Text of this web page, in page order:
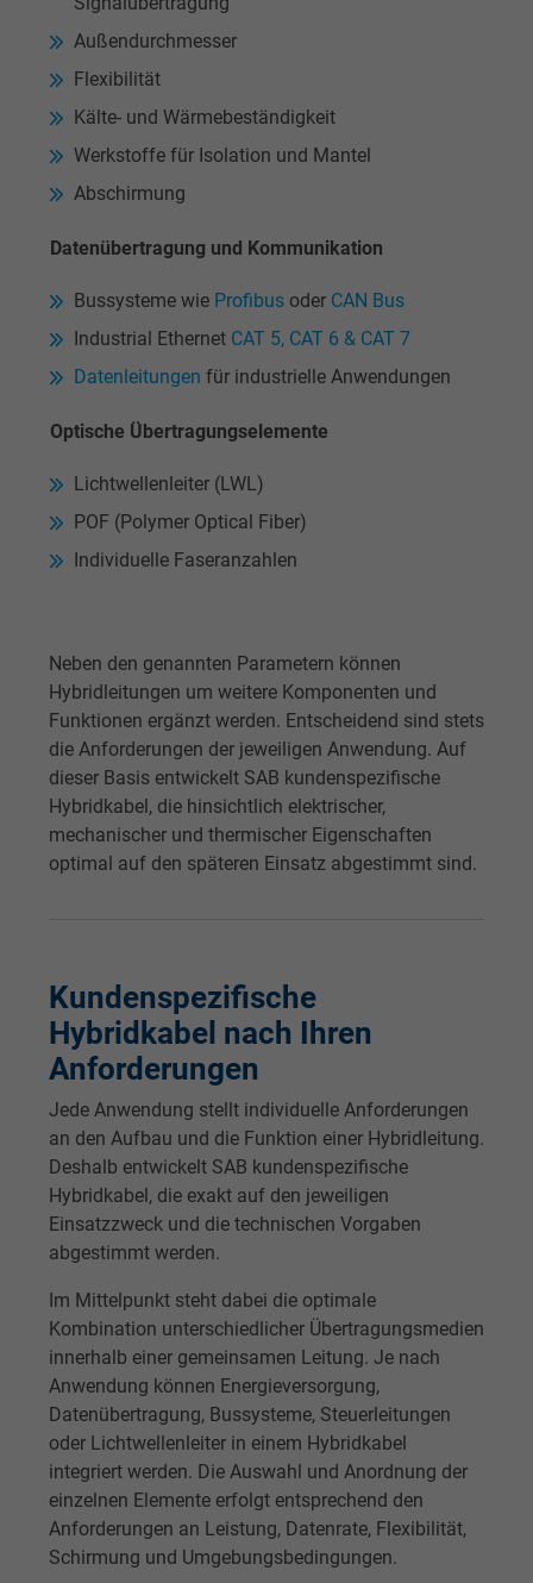
Anbieter
Laufzeit
Zweck
Erzeugt statistische Daten darüber, wie der
Besucher die Website nutzt.
Anbieter Google LLC
Laufzeit 1 Jahr
Wird verwendet, um die Aktionen eines
zu registrieren und zu melden.
Name test_cookie, Google DoubleClick
Laufzeit 15 Minuten
Zweck
Enthält eine zufällig generierte Benutzer-ID.
Mithilfe dieser ID kann Google den Nutzer
verschiedenen Websites
domänenübergreifend erkennen und
personalisierte Werbung anzeigen.
Anbieter Google LLC, Google Ads
Laufzeit Persistent
Zweck Dies ist ein Conversion Tracking-Service.
Name
Anbieter Google Ads Conversion Tracking, Google LLC
Laufzeit Persistent
Zweck Dies ist ein Conversion Tracking-Service.
Name NID, Google Maps
Anbieter Google LLC
Laufzeit 6 Monate
Außendurchmesser
Flexibilität
Kälte- und Wärmebeständigkeit
Werkstoffe für Isolation und Mantel
Abschirmung
Datenübertragung und Kommunikation
Bussysteme wie Profibus oder CAN Bus
Industrial Ethernet CAT 5, CAT 6 & CAT 7
Datenleitungen für industrielle Anwendungen
Optische Übertragungselemente
Lichtwellenleiter (LWL)
POF (Polymer Optical Fiber)
Individuelle Faseranzahlen
Neben den genannten Parametern können
Hybridleitungen um weitere Komponenten und
Funktionen ergänzt werden. Entscheidend sind stets
die Anforderungen der jeweiligen Anwendung. Auf
dieser Basis entwickelt SAB kundenspezifische
Hybridkabel, die hinsichtlich elektrischer,
mechanischer und thermischer Eigenschaften
optimal auf den späteren Einsatz abgestimmt sind.
Kundenspezifische
Hybridkabel nach Ihren
Anforderungen
Jede Anwendung stellt individuelle Anforderungen
an den Aufbau und die Funktion einer Hybridleitung.
Deshalb entwickelt SAB kundenspezifische
Hybridkabel, die exakt auf den jeweiligen
Einsatzzweck und die technischen Vorgaben
abgestimmt werden.
Im Mittelpunkt steht dabei die optimale
Kombination unterschiedlicher Übertragungsmedien
innerhalb einer gemeinsamen Leitung. Je nach
Anwendung können Energieversorgung,
Datenübertragung, Bussysteme, Steuerleitungen
oder Lichtwellenleiter in einem Hybridkabel
integriert werden. Die Auswahl und Anordnung der
einzelnen Elemente erfolgt entsprechend den
Anforderungen an Leistung, Datenrate, Flexibilität,
Schirmung und Umgebungsbedingungen.